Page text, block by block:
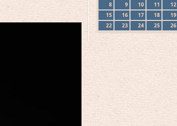
8
9 10 11 12
15
16 17 18 19
22
23 24 25 26